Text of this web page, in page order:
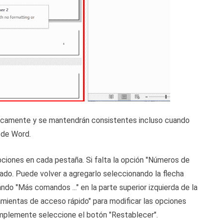
y se mantendrán consistentes incluso cuando
Word.
en cada pestaña. Si falta la opción "Números de
Puede volver a agregarlo seleccionando la flecha
"Más comandos ..." en la parte superior izquierda de la
de acceso rápido" para modificar las opciones
seleccione el botón "Restablecer".